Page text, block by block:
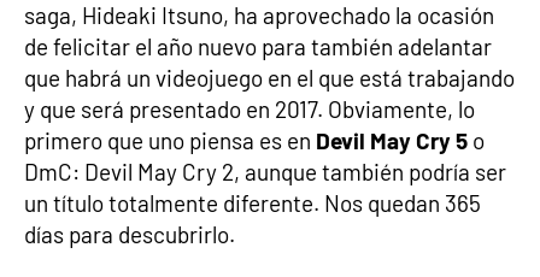
saga, Hideaki Itsuno, ha aprovechado la ocasión
de felicitar el año nuevo para también adelantar
que habrá un videojuego en el que está trabajando
y que será presentado en 2017. Obviamente, lo
primero que uno piensa es en Devil May Cry 5 o
DmC: Devil May Cry 2, aunque también podría ser
un título totalmente diferente. Nos quedan 365
días para descubrirlo.